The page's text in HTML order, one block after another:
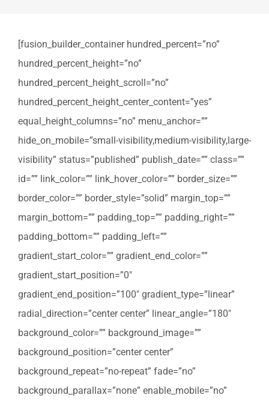
[fusion_builder_container hundred_percent=”no”
hundred_percent_height=”no”
hundred_percent_height_scroll=”no”
hundred_percent_height_center_content=”yes”
equal_height_columns=”no” menu_anchor=””
hide_on_mobile=”small-visibility,medium-visibility,large-
visibility” status=”published” publish_date=”” class=””
id=”” link_color=”” link_hover_color=”” border_size=””
border_color=”” border_style=”solid” margin_top=””
margin_bottom=”” padding_top=”” padding_right=””
padding_bottom=”” padding_left=””
gradient_start_color=”” gradient_end_color=””
gradient_start_position=”0″
gradient_end_position=”100″ gradient_type=”linear”
radial_direction=”center center” linear_angle=”180″
background_color=”” background_image=””
background_position=”center center”
background_repeat=”no-repeat” fade=”no”
background_parallax=”none” enable_mobile=”no”